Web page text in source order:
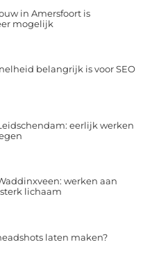
in Amersfoort is
mogelijk
belangrijk is voor SEO
eerlijk werken
werken aan
lichaam
laten maken?